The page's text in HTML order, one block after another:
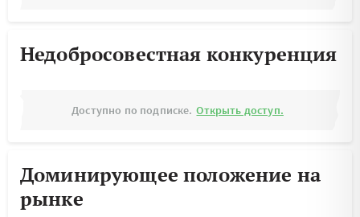
Недобросовестная конкуренция
Доступно по подписке. Открыть доступ.
Доминирующее положение на
рынке